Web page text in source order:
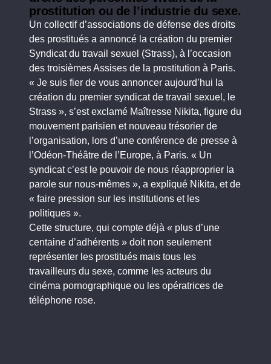
prostitution ou de l’industrie du sexe.
Un collectif d’associations de défense des droits
des prostitués a annoncé la création du premier
Syndicat du travail sexuel (Strass), à l’occasion
des troisièmes Assises de la prostitution à Paris.
« Je suis fier de vous annoncer aujourd’hui la
création du premier syndicat de travail sexuel, le
Strass », s’est exclamé Maîtresse Nikita, figure du
mouvement parisien et nouveau trésorier de
l’organisation, lors d’une conférence de presse à
l’Odéon-Théâtre de l’Europe, à Paris. « Un
syndicat c’est le pouvoir de nous réapproprier la
parole sur nous-mêmes », a expliqué Nikita, et de
« faire pression sur les institutions et les
politiques ».
Cette structure, qui compte déjà « plus d’une
centaine d’adhérents » doit non seulement
représenter les prostitués mais tous les
travailleurs du sexe, comme les acteurs du
cinéma pornographique ou les opératrices de
téléphone rose.